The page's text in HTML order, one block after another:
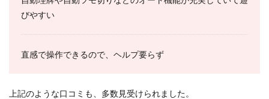
びやすい
直感で操作できるので、ヘルプ要らず
上記のような口コミも、多数見受けられました。